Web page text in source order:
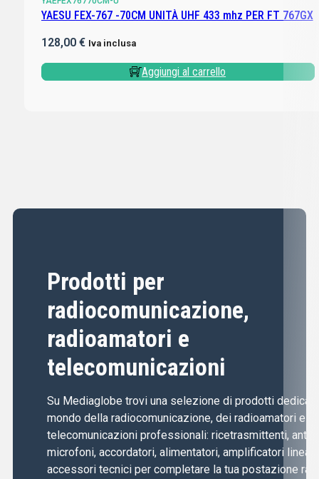
YAESU FEX-767 -70CM UNITÀ UHF 433 mhz PER FT 767GX
128,00 € Iva inclusa
Aggiungi al carrello
Prodotti per
radiocomunicazione,
radioamatori e
telecomunicazioni
Su Mediaglobe trovi una selezione di prodotti dedicati
mondo della radiocomunicazione, dei radioamatori e
telecomunicazioni professionali: ricetrasmittenti,
microfoni, accordatori, alimentatori, amplificatori
accessori tecnici per completare la tua postazione